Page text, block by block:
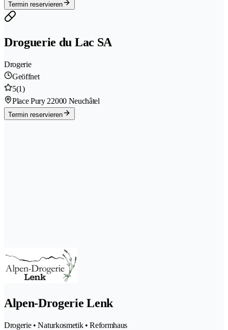
Termin reservieren
Droguerie du Lac SA
Drogerie
Geöffnet
5(1)
Place Pury 22000 Neuchâtel
Termin reservieren
Alpen-Drogerie Lenk
Drogerie • Naturkosmetik • Reformhaus